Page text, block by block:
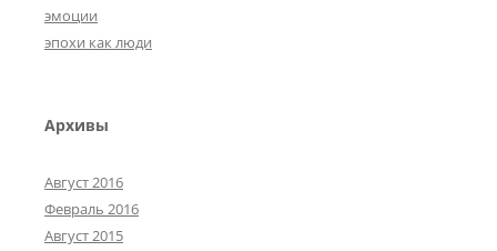
эмоции
эпохи как люди
Архивы
Август 2016
Февраль 2016
Август 2015